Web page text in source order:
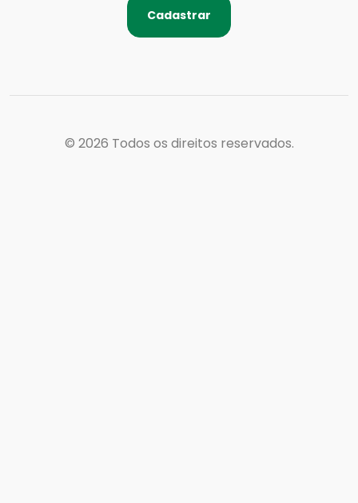
Cadastrar
© 2026 Todos os direitos reservados.